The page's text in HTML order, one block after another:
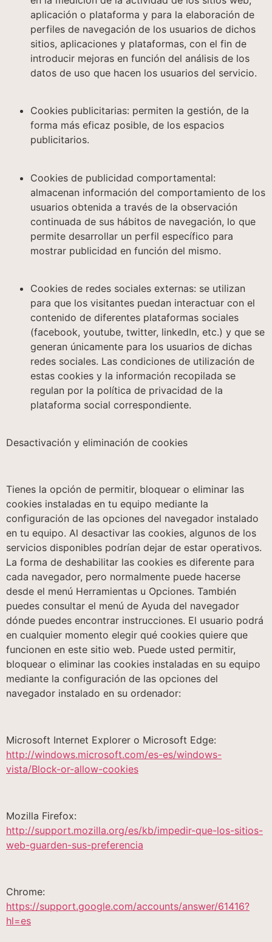
aplicación o plataforma y para la elaboración de
perfiles de navegación de los usuarios de dichos
sitios, aplicaciones y plataformas, con el fin de
introducir mejoras en función del análisis de los
datos de uso que hacen los usuarios del servicio.
Cookies publicitarias: permiten la gestión, de la
forma más eficaz posible, de los espacios
publicitarios.
Cookies de publicidad comportamental:
almacenan información del comportamiento de los
usuarios obtenida a través de la observación
continuada de sus hábitos de navegación, lo que
permite desarrollar un perfil específico para
mostrar publicidad en función del mismo.
Cookies de redes sociales externas: se utilizan
para que los visitantes puedan interactuar con el
contenido de diferentes plataformas sociales
(facebook, youtube, twitter, linkedIn, etc.) y que se
generan únicamente para los usuarios de dichas
redes sociales. Las condiciones de utilización de
estas cookies y la información recopilada se
regulan por la política de privacidad de la
plataforma social correspondiente.
Desactivación y eliminación de cookies
Tienes la opción de permitir, bloquear o eliminar las
cookies instaladas en tu equipo mediante la
configuración de las opciones del navegador instalado
en tu equipo. Al desactivar las cookies, algunos de los
servicios disponibles podrían dejar de estar operativos.
La forma de deshabilitar las cookies es diferente para
cada navegador, pero normalmente puede hacerse
desde el menú Herramientas u Opciones. También
puedes consultar el menú de Ayuda del navegador
dónde puedes encontrar instrucciones. El usuario podrá
en cualquier momento elegir qué cookies quiere que
funcionen en este sitio web. Puede usted permitir,
bloquear o eliminar las cookies instaladas en su equipo
mediante la configuración de las opciones del
navegador instalado en su ordenador:
Microsoft Internet Explorer o Microsoft Edge:
http://windows.microsoft.com/es-es/windows-
vista/Block-or-allow-cookies
Mozilla Firefox:
http://support.mozilla.org/es/kb/impedir-que-los-sitios-
web-guarden-sus-preferencia
Chrome:
https://support.google.com/accounts/answer/61416?
hl=es